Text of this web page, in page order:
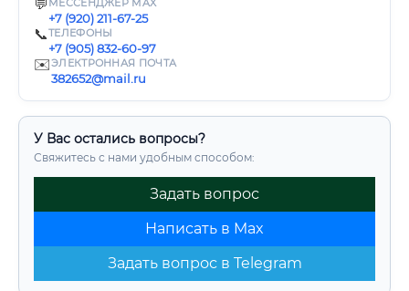
💬 МЕССЕНДЖЕР MAX
+7 (920) 211-67-25
📞ТЕЛЕФОНЫ
+7 (905) 832-60-97
✉️ЭЛЕКТРОННАЯ ПОЧТА
382652@mail.ru
У Вас остались вопросы?
Свяжитесь с нами удобным способом:
Задать вопрос
Написать в Max
Задать вопрос в Telegram